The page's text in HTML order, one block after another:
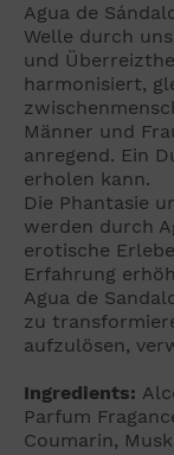
Agua de
Welle durch
und
harmonisiert,
Männer und
anregend. Ein
erholen kann.
Die Phantasie
werden durch
erotische
Erfahrung
Agua de
zu
aufzulösen,
Ingredients:
Parfum
Coumarin,